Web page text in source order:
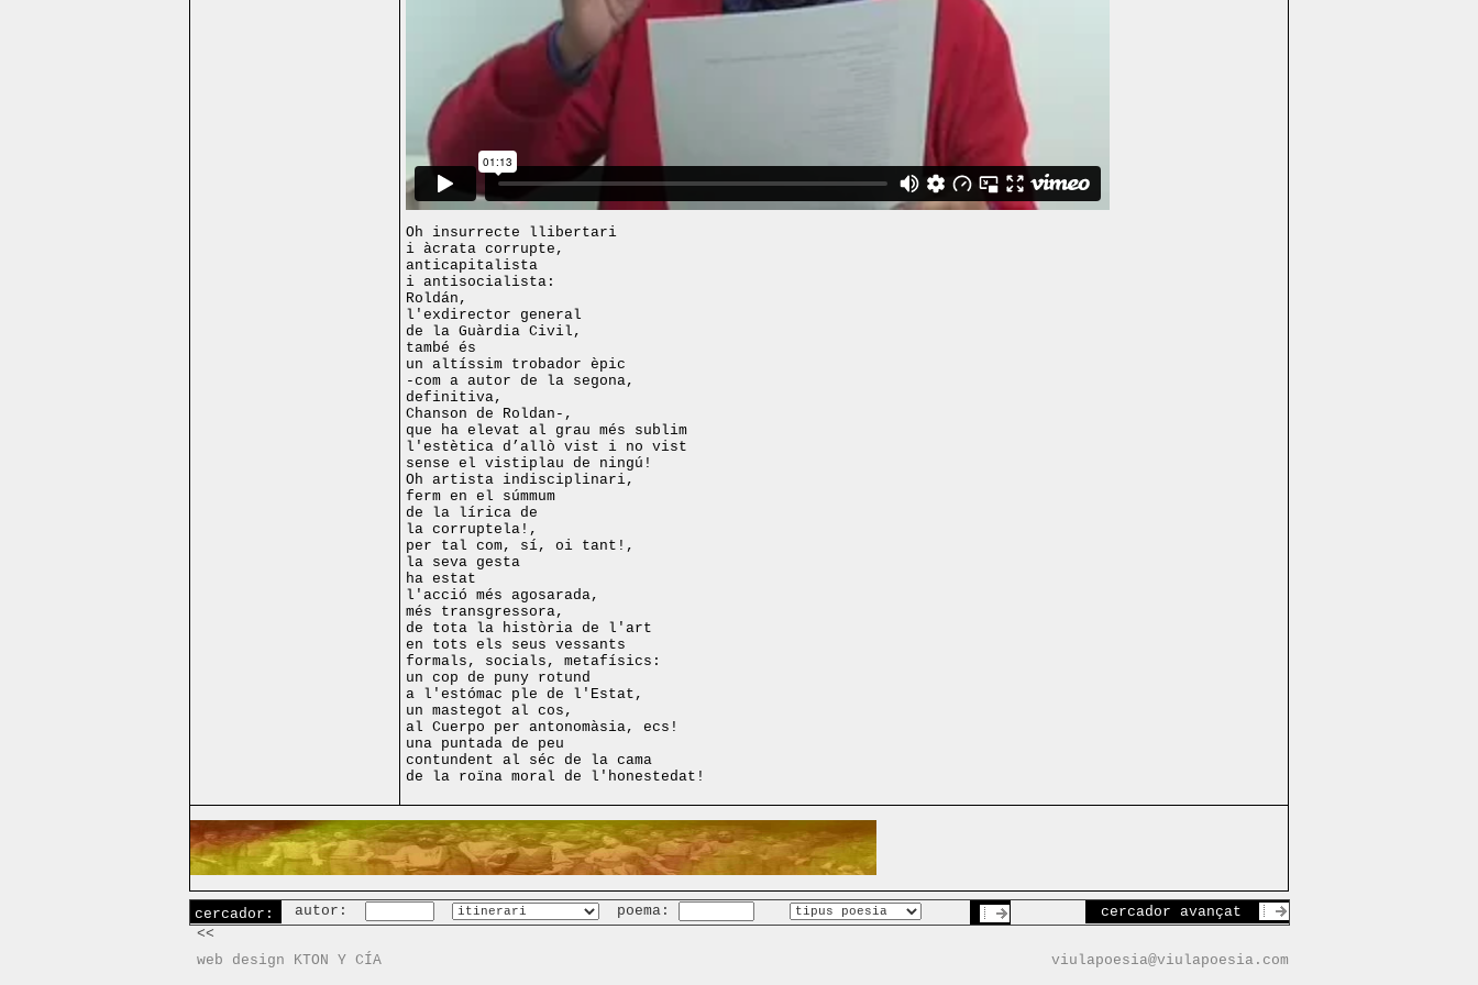
Oh insurrecte llibertari
i àcrata corrupte,
anticapitalista
i antisocialista:
Roldán,
l'exdirector general
de la Guàrdia Civil,
també és
un altíssim trobador èpic
-com a autor de la segona,
definitiva,
Chanson de Roldan-,
que ha elevat al grau més sublim
l'estètica d’allò vist i no vist
sense el vistiplau de ningú!
Oh artista indisciplinari,
ferm en el súmmum
de la lírica de
la corruptela!,
per tal com, sí, oi tant!,
la seva gesta
ha estat
l'acció més agosarada,
més transgressora,
de tota la història de l'art
en tots els seus vessants
formals, socials, metafísics:
un cop de puny rotund
a l'estómac ple de l'Estat,
un mastegot al cos,
al Cuerpo per antonomàsia, ecs!
una puntada de peu
contundent al séc de la cama
de la roïna moral de l'honestedat!
cercador: autor: poema:
cercador avançat
<<
web design KTON Y CÍA
viulapoesia@viulapoesia.com